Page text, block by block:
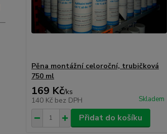
Pěna montážní celoroční, trubičková
750 ml
169 Kč/ks
140 Kč bez DPH Skladem
Přidat do košíku